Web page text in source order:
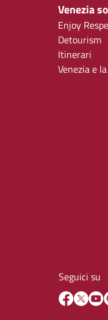
Venezia
Enjoy
Detourism
Itinerari
Venezia e
Seguici su